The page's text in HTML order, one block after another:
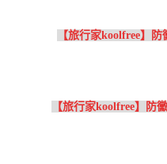
【旅行家koolfree】
【旅行家koolfree】防